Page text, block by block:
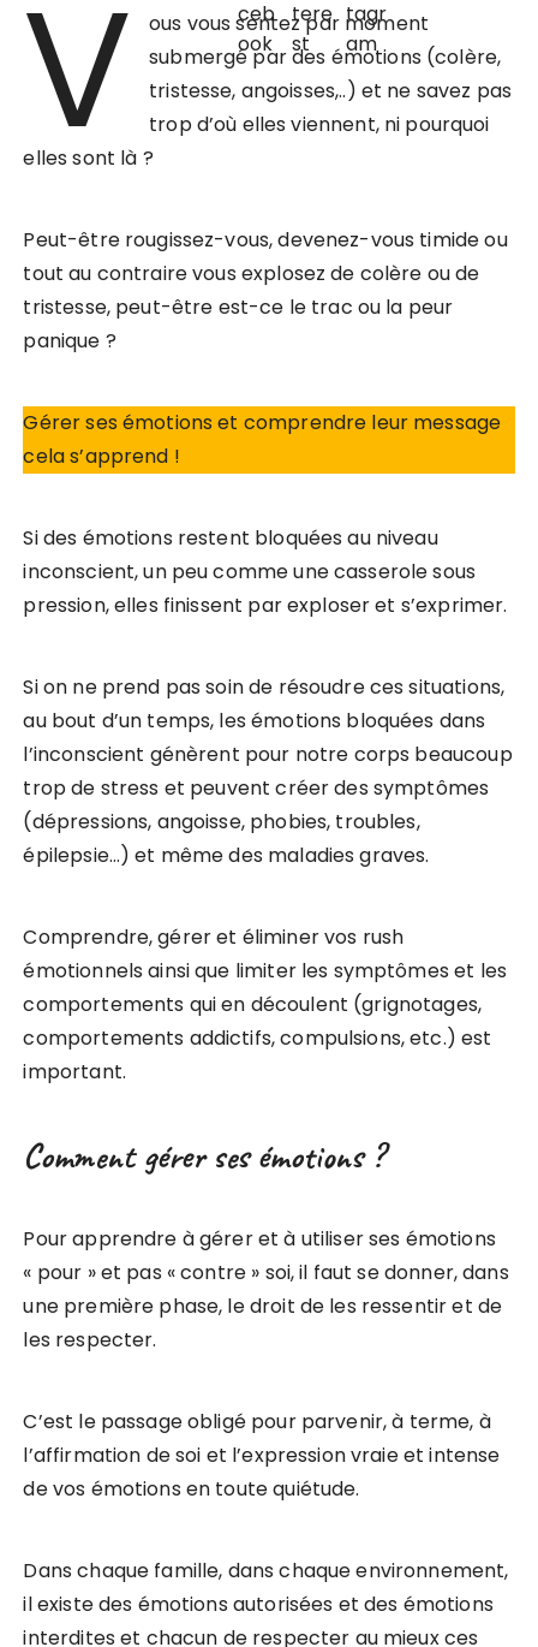
V
ous vous sentez par moment
submergé par des émotions (colère,
tristesse, angoisses,..) et ne savez pas
trop d’où elles viennent, ni pourquoi
elles sont là ?
Peut-être rougissez-vous, devenez-vous timide ou
tout au contraire vous explosez de colère ou de
tristesse, peut-être est-ce le trac ou la peur
panique ?
Gérer ses émotions et comprendre leur message
cela s’apprend !
Si des émotions restent bloquées au niveau
inconscient, un peu comme une casserole sous
pression, elles finissent par exploser et s’exprimer.
Si on ne prend pas soin de résoudre ces situations,
au bout d’un temps, les émotions bloquées dans
l’inconscient génèrent pour notre corps beaucoup
trop de stress et peuvent créer des symptômes
(dépressions, angoisse, phobies, troubles,
épilepsie…) et même des maladies graves.
Comprendre, gérer et éliminer vos rush
émotionnels ainsi que limiter les symptômes et les
comportements qui en découlent (grignotages,
comportements addictifs, compulsions, etc.) est
important.
Comment gérer ses émotions ?
Pour apprendre à gérer et à utiliser ses émotions
« pour » et pas « contre » soi, il faut se donner, dans
une première phase, le droit de les ressentir et de
les respecter.
C’est le passage obligé pour parvenir, à terme, à
l’affirmation de soi et l’expression vraie et intense
de vos émotions en toute quiétude.
Dans chaque famille, dans chaque environnement,
il existe des émotions autorisées et des émotions
interdites et chacun de respecter au mieux ces